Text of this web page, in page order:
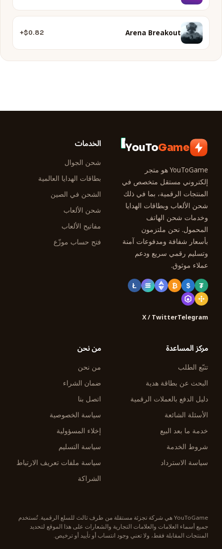
Arena Breakout
$0.82+
YouToGame
YouToGame هو متجر
إلكتروني مستقل متخصص في
المنتجات الرقمية، بما في ذلك
شحن الألعاب وبطاقات الهدايا
وخدمات شحن الهاتف
المحمول. نحن ملتزمون
بأسعار شفافة ومدفوعات آمنة
وتسليم رقمي سريع ودعم
عملاء موثوق.
₮
$
₿
Ł
Telegram
X / Twitter
الخدمات
شحن الجوال
بطاقات الهدايا العالمية
الشحن في الصين
شحن الألعاب
مفاتيح الألعاب
فتح حساب موزّع
مركز المساعدة
تتبّع الطلب
البحث عن بطاقة هدية
دليل الدفع بالعملات الرقمية
الأسئلة الشائعة
خدمة ما بعد البيع
شروط الخدمة
سياسة الاسترداد
من نحن
من نحن
ضمان الشراء
اتصل بنا
سياسة الخصوصية
إخلاء المسؤولية
سياسة التسليم
سياسة ملفات تعريف الارتباط
الشراكة
YouToGame هي شركة تجزئة مستقلة من طرف ثالث للسلع الرقمية. تُستخدم
جميع أسماء العلامات والعلامات التجارية والشعارات على هذا الموقع لتحديد
المنتجات المقابلة فقط، ولا تعني وجود انتساب أو تأييد أو ترخيص.